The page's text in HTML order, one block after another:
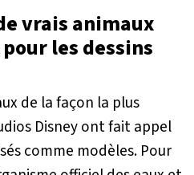
vrais animaux
les dessins
de la façon la plus
Disney ont fait appel
comme modèles. Pour